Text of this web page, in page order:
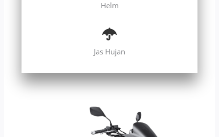
Helm
Jas Hujan